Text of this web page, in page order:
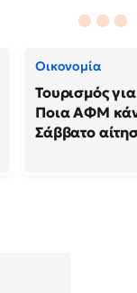
Οικονομία
Τουρισμός
Ποια ΑΦΜ
Σάββατο